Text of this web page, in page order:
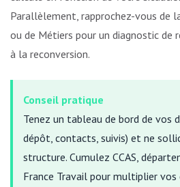
Parallèlement, rapprochez-vous de
ou de Métiers pour un diagnostic de
à la reconversion.
Conseil pratique
Tenez un tableau de bord de vos
dépôt, contacts, suivis) et ne
structure. Cumulez CCAS,
France Travail pour multiplier vos